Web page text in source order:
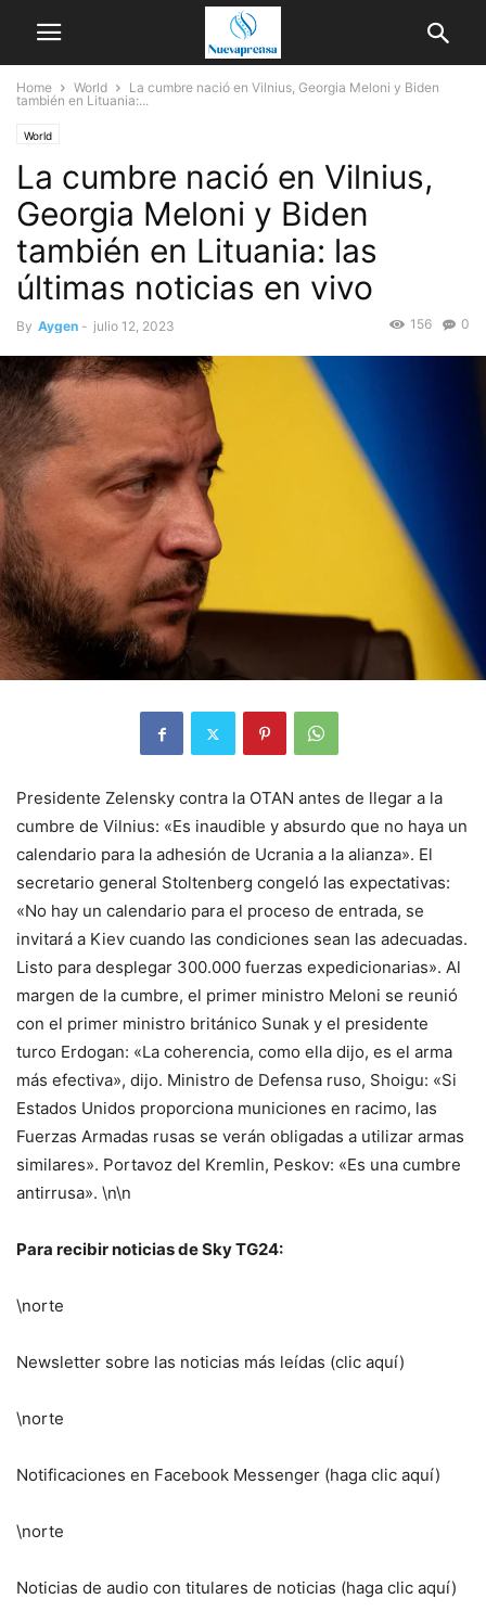
Home World
La cumbre nació en Vilnius, Georgia Meloni y Biden
también en Lituania:...
World
La cumbre nació en Vilnius,
Georgia Meloni y Biden
también en Lituania: las
últimas noticias en vivo
By Aygen - julio 12, 2023 0
156
Presidente Zelensky contra la OTAN antes de llegar a la
cumbre de Vilnius: «Es inaudible y absurdo que no haya un
calendario para la adhesión de Ucrania a la alianza». El
secretario general Stoltenberg congeló las expectativas:
«No hay un calendario para el proceso de entrada, se
invitará a Kiev cuando las condiciones sean las adecuadas.
Listo para desplegar 300.000 fuerzas expedicionarias». Al
margen de la cumbre, el primer ministro Meloni se reunió
con el primer ministro británico Sunak y el presidente
turco Erdogan: «La coherencia, como ella dijo, es el arma
más efectiva», dijo. Ministro de Defensa ruso, Shoigu: «Si
Estados Unidos proporciona municiones en racimo, las
Fuerzas Armadas rusas se verán obligadas a utilizar armas
similares». Portavoz del Kremlin, Peskov: «Es una cumbre
antirrusa». \n\n
Para recibir noticias de Sky TG24:
\norte
Newsletter sobre las noticias más leídas (clic aquí)
\norte
Notificaciones en Facebook Messenger (haga clic aquí)
\norte
Noticias de audio con titulares de noticias (haga clic aquí)